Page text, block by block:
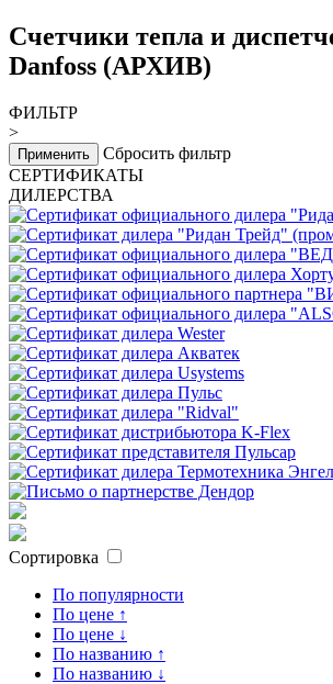
Счетчики тепла и
Danfoss (АРХИВ)
ФИЛЬТР
>
Применить
Сбросить фильтр
СЕРТИФИКАТЫ
ДИЛЕРСТВА
Сортировка
По популярности
По цене ↑
По цене ↓
По названию ↑
По названию ↓